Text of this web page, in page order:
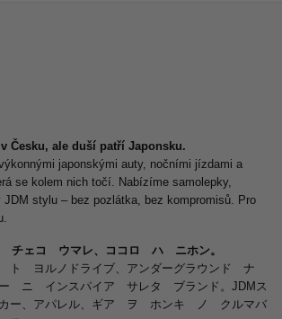
Česku, ale duší patří Japonsku.
japonskými auty, nočními jízdami a
se kolem nich točí. Nabízíme samolepky,
stylu – bez pozlátka, bez kompromisů. Pro
チェコ ウマレ、ココロ ハ ニホン。
ト ヨルノドライブ、アンダーグラウンド ナ
ー ニ インスパイア サレタ ブランド。JDMス
ー、アパレル、ギア ヲ ホンキ ノ クルマバ